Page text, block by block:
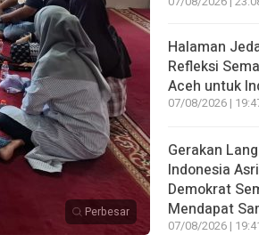
Perbesar
Halaman
Refleksi
Aceh untuk
07/08/2026 |
Gerakan
Indonesia
Demokrat
Mendapat
07/08/2026 |